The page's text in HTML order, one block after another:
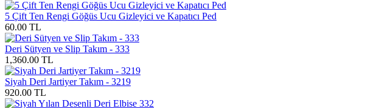
5 Çift Ten Rengi Göğüs Ucu Gizleyici ve Kapatıcı Ped
60.00 TL
Deri Sütyen ve Slip Takım - 333
1,360.00 TL
Siyah Deri Jartiyer Takım - 3219
920.00 TL